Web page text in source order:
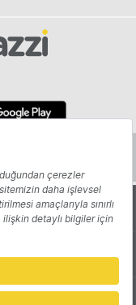
Yazarlar
Reklam